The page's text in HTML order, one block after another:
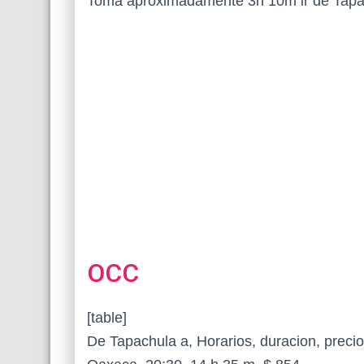
OCC
[table]
De Tapachula a, Horarios, duracion,